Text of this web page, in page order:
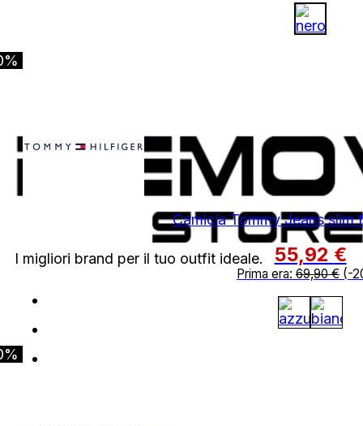
Camicia Tommy Jeans slim
55,92 €
Prima era: 69,90€ (-
I migliori brand per il tuo outfit ideale.